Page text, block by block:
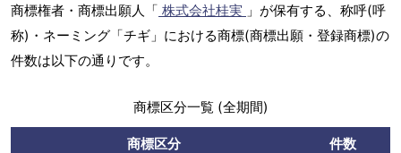
商標権者・商標出願人「 株式会社桂実 」が保有する、称呼(呼
称)・ネーミング「チギ」における商標(商標出願・登録商標)の
件数は以下の通りです。
商標区分一覧 (全期間)
商標区分
件数